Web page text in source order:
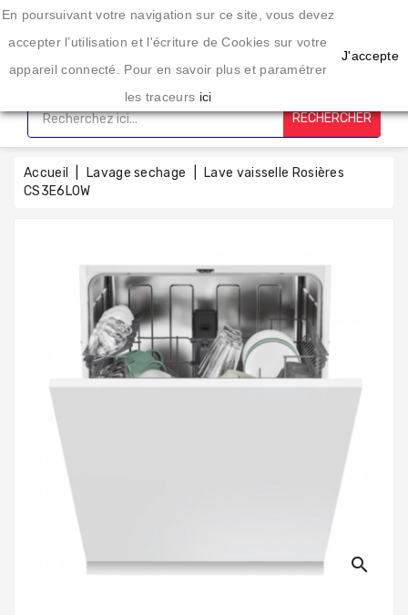
Une enseigne spécialisée dans l'éléctroménager depuis 20 ans
CATÉGORIE
Accueil
Lavage
Sechage
Produits
Populaires
RECHERCHER
Accueil Lavage sechage
Lave vaisselle Rosières
CS3E6L0W
search
En poursuivant votre navigation sur ce site, vous devez
accepter l’utilisation et l'écriture de Cookies sur votre
appareil connecté. Pour en savoir plus et paramétrer
les traceurs ici
J'accepte